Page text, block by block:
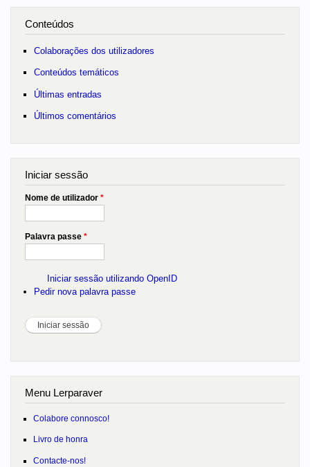
Conteúdos
Colaborações dos utilizadores
Conteúdos temáticos
Últimas entradas
Últimos comentários
Iniciar sessão
Nome de utilizador *
Palavra passe *
Iniciar sessão utilizando OpenID
Pedir nova palavra passe
Menu Lerparaver
Colabore connosco!
Livro de honra
Contacte-nos!